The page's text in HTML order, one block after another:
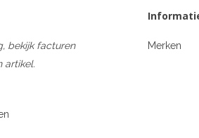
bekijk facturen
artikel.
Merken